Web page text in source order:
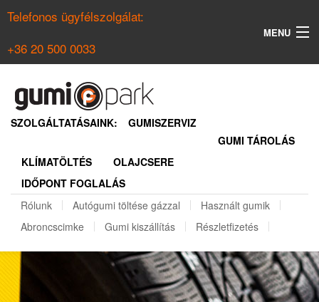
Telefonos ügyfélszolgálat:
+36 20 500 0033
MENU
NYÁRI GUMI KERESŐ
REGISZTRÁCIÓ
SZOLGÁLTATÁSAINK:
GUMISZERVIZ
GUMI TÁROLÁS
KLÍMATÖLTÉS
OLAJCSERE
IDŐPONT FOGLALÁS
Rólunk
Autógumi töltése gázzal
Használt gumik
Abroncscimke
Gumi kiszállítás Részletfizetés